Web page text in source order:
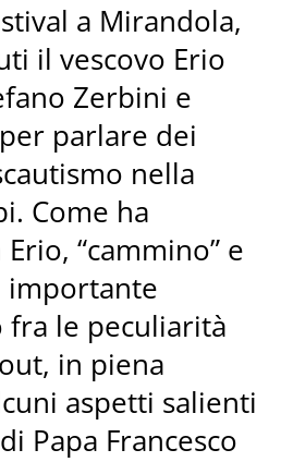
a Mirandola,
il vescovo Erio
Zerbini e
parlare dei
nella
Come ha
“cammino” e
importante
fra le peculiarità
in piena
aspetti salienti
Papa Francesco